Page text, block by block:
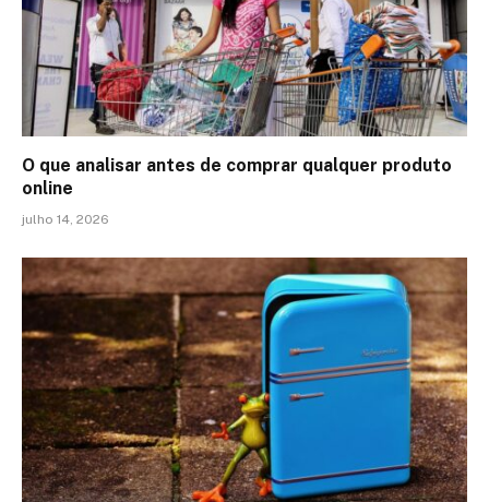
O que analisar antes de comprar qualquer produto
online
julho 14, 2026